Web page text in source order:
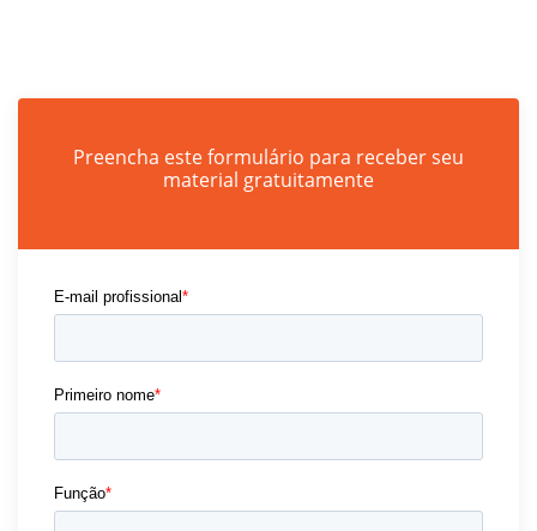
Preencha este formulário para receber seu
material gratuitamente